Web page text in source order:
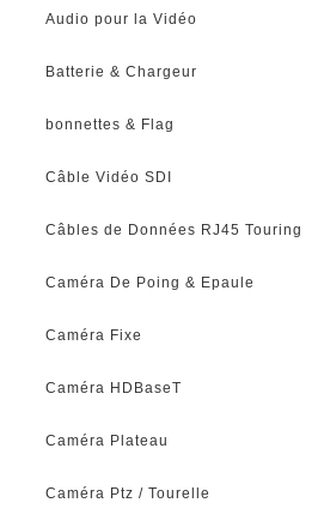
Audio pour la Vidéo
Batterie & Chargeur
bonnettes & Flag
Câble Vidéo SDI
Câbles de Données RJ45 Touring
Caméra De Poing & Epaule
Caméra Fixe
Caméra HDBaseT
Caméra Plateau
Caméra Ptz / Tourelle